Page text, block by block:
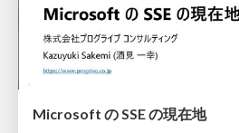
Microsoft の SSE の現在地